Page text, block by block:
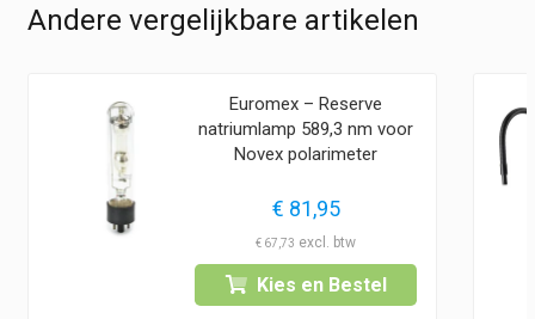
Andere vergelijkbare artikelen
Euromex – Reserve
natriumlamp 589,3 nm voor
Novex polarimeter
€ 81,95
€ 67,73
Kies en Bestel